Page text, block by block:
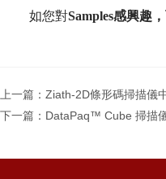
如您對Samples感興趣
上一篇： Ziath-2D條形碼掃描儀
下一篇： DataPaq™ Cube 掃描